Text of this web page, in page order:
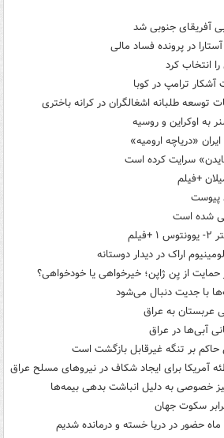
آفریقای جنوبی شد
در پرونده فساد مالی
انتخاب کرد
آشکار ترامپ در کوبا
توسعه طلبانه اشغالگران در کرانه باختری
به اوکراین و روسیه
«دریاچه ارومیه»
سرایت کرده است
+فیلم
پیوست
شده است
اراک در دیدار دوستانه
حمایت از یِن ژاپن؛ خیرخواهی یا خودخواهی؟
با جدیت دنبال می‌شود
عربستان به عراق
بر تنگه غیرقابل بازگشت است
آمریکا برای ایجاد شکاف در نیروهای مسلح عراق
خصوصی به دلیل انباشت بدهی بیمه‌ها
سکوت جهان